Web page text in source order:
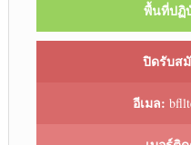
พื้นที่ปฏิ
ปิดรับส
อีเมล: